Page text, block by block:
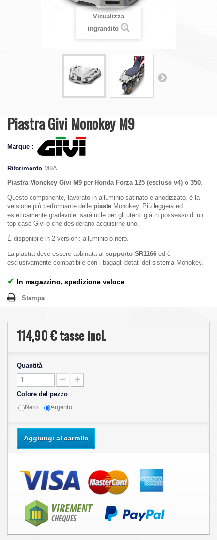
Visualizza
ingrandito
Piastra Givi Monokey M9
Marque :
Riferimento M9A
Piastra Monokey Givi M9 per Honda Forza 125 (escluso v4) o 350.
Questo componente, lavorato in alluminio satinato e anodizzato, è la
versione più performante delle piaste Monokey. Più leggera ed
esteticamente gradevole, sarà utile per gli utenti già in possesso di un
top-case Givi o che desiderano acquisirne uno.
È disponibile in 2 versioni: alluminio o nero.
La piastra deve essere abbinata al supporto SR1166 ed è
esclusivamente compatibile con i bagagli dotati del sistema Monokey.
✔ In magazzino, spedizione veloce
Stampa
114,90 €tasse incl.
Quantità
Colore del pezzo
Nero
Argento
Aggiungi al carrello